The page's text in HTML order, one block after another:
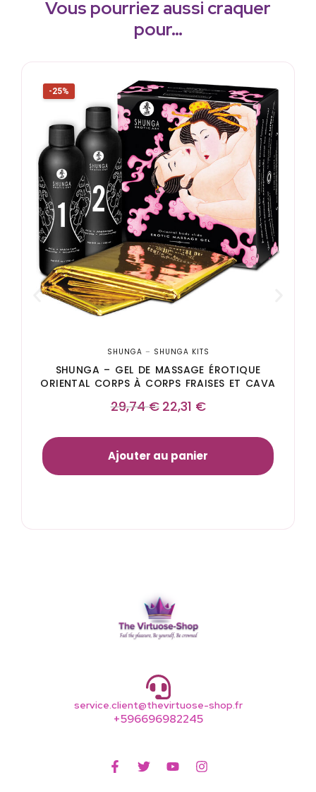
Vous pourriez aussi craquer
pour…
-25%
SHUNGA – SHUNGA KITS
SHUNGA – GEL DE MASSAGE ÉROTIQUE
ORIENTAL CORPS À CORPS FRAISES ET CAVA
29,74€ 22,31 €
Ajouter au panier
service.client@thevirtuose-shop.fr
+596696982245